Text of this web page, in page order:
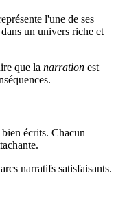
l'une de ses
un univers riche et
que la narration est
écrits. Chacun
narratifs satisfaisants.